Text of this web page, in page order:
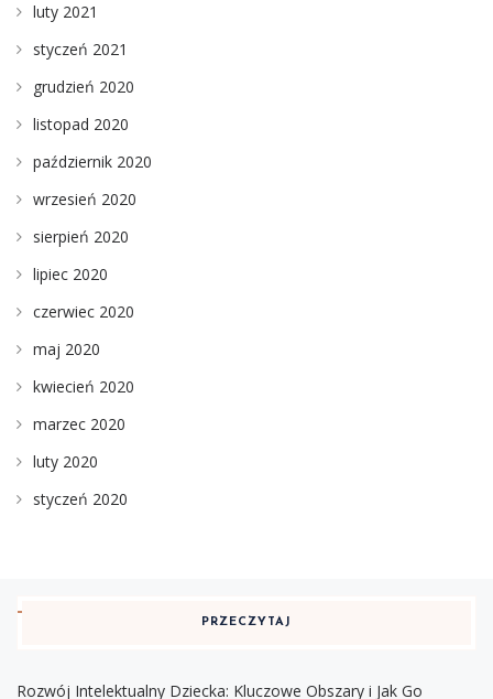
luty 2021
styczeń 2021
grudzień 2020
listopad 2020
październik 2020
wrzesień 2020
sierpień 2020
lipiec 2020
czerwiec 2020
maj 2020
kwiecień 2020
marzec 2020
luty 2020
styczeń 2020
PRZECZYTAJ
Rozwój Intelektualny Dziecka: Kluczowe Obszary i Jak Go